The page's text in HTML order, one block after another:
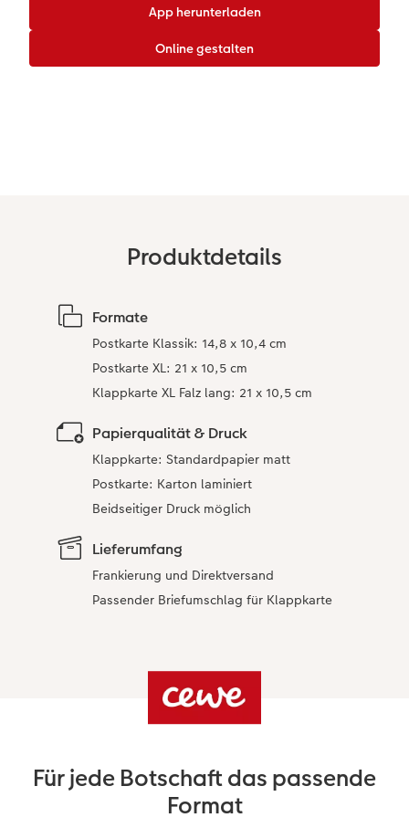
CEWE myPhotos
Gestaltungsideen
Wandgestaltung
Mehrteiler
Karte mit Einsteckfoto
Einzelkarten
Kundenbeispiele
CEWE Geschenkgutschein
Produktdetails
Formate
Postkarte Klassik: 14,8 x 10,4 cm
Postkarte XL: 21 x 10,5 cm
Klappkarte XL Falz lang: 21 x 10,5 cm
Papierqualität & Druck
Klappkarte: Standardpapier matt
Postkarte: Karton laminiert
Beidseitiger Druck möglich
Lieferumfang
Frankierung und Direktversand
Passender Briefumschlag für Klappkarte
Für jede Botschaft das passende
Format